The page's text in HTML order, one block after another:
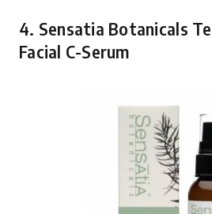
4. Sensatia Botanicals
Facial C-Serum